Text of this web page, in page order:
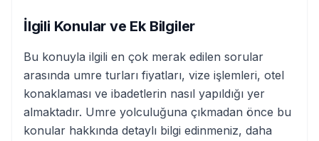
İlgili Konular ve Ek Bilgiler
Bu konuyla ilgili en çok merak edilen sorular
arasında umre turları fiyatları, vize işlemleri, otel
konaklaması ve ibadetlerin nasıl yapıldığı yer
almaktadır. Umre yolculuğuna çıkmadan önce bu
konular hakkında detaylı bilgi edinmeniz, daha